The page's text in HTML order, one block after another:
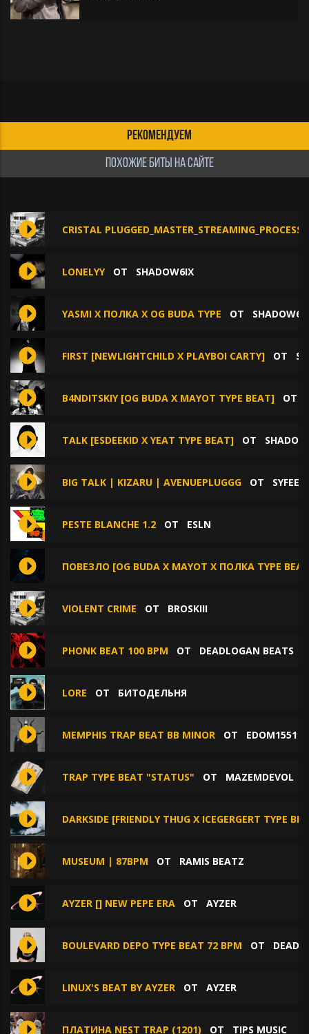
РЕКОМЕНДУЕМ
ПОХОЖИЕ БИТЫ НА САЙТЕ
CRISTAL
LONELYYОТ SHADOW6IX
YASMI X ПОЛКА X OG BUDA TYPE ОТ
FIRST [NEWLIGHTCHILD X PLAYBOI CARTY] ОТ
B4NDITSKIY [OG BUDA X MAYOT TYPE BEAT] ОТ
TALK [ESDEEKID X YEAT TYPE BEAT] ОТ
BIG TALK | KIZARU | AVENUEPLUGGG ОТ
PESTE BLANCHE 1.2 ОТ ESLN
ПОВЕЗЛО [OG BUDA X MAYOT X ПОЛКА TYPE
VIOLENT CRIME ОТ BROSKIII
PHONK BEAT 100 BPM ОТ DEADLOGAN BEATS
LORE ОТ БИТОДЕЛЬНЯ
MEMPHIS TRAP BEAT BB MINOR ОТ EDOM1551
TRAP TYPE BEAT "STATUS" ОТ MAZEMDEVOL
DARKSIDE [FRIENDLY THUG X ICEGERGERT TYPE
MUSEUM | 87BPM ОТ RAMIS BEATZ
AYZER [] NEW PEPE ERA ОТ AYZER
BOULEVARD DEPO TYPE BEAT 72 BPM ОТ
LINUX'S BEAT BY AYZER ОТ AYZER
ПЛАТИНА NEST TRAP (1201) ОТ TIPS MUSIC